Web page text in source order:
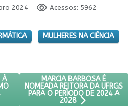
2024
Acessos: 5962
MULHERES NA CIÊNCIA
À DESINFORMAÇÃO
À
PRÓXIMO ARTIGO: MARCIA
MARCIA BARBOSA É
NOMEADA REITORA DA UFRGS
PARA O PERÍODO DE 2024 A
2028